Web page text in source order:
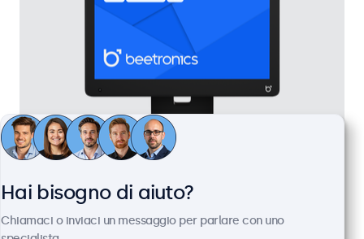
Touchscreen 10 Pollici
10TS7
100+ pezzi disponibili
Hai bisogno di aiuto?
Chiamaci o inviaci un messaggio per parlare con uno